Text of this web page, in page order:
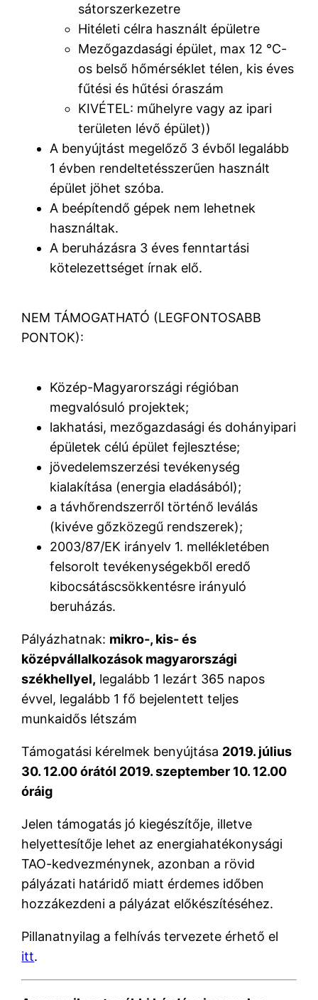
sátorszerkezetre
Hitéleti célra használt épületre
Mezőgazdasági épület, max 12 °C-
os belső hőmérséklet télen, kis éves
fűtési és hűtési óraszám
KIVÉTEL: műhelyre vagy az ipari
területen lévő épület))
A benyújtást megelőző 3 évből legalább
1 évben rendeltetésszerűen használt
épület jöhet szóba.
A beépítendő gépek nem lehetnek
használtak.
A beruházásra 3 éves fenntartási
kötelezettséget írnak elő.
NEM TÁMOGATHATÓ (LEGFONTOSABB
PONTOK):
Közép-Magyarországi régióban
megvalósuló projektek;
lakhatási, mezőgazdasági és dohányipari
épületek célú épület fejlesztése;
jövedelemszerzési tevékenység
kialakítása (energia eladásából);
a távhőrendszerről történő leválás
(kivéve gőzközegű rendszerek);
2003/87/EK irányelv 1. mellékletében
felsorolt tevékenységekből eredő
kibocsátáscsökkentésre irányuló
beruházás.
Pályázhatnak: mikro-, kis- és
középvállalkozások magyarországi
székhellyel, legalább 1 lezárt 365 napos
évvel, legalább 1 fő bejelentett teljes
munkaidős létszám
Támogatási kérelmek benyújtása 2019. július
30. 12.00 órától 2019. szeptember 10. 12.00
óráig
Jelen támogatás jó kiegészítője, illetve
helyettesítője lehet az energiahatékonysági
TAO-kedvezménynek, azonban a rövid
pályázati határidő miatt érdemes időben
hozzákezdeni a pályázat előkészítéséhez.
Pillanatnyilag a felhívás tervezete érhető el
itt.